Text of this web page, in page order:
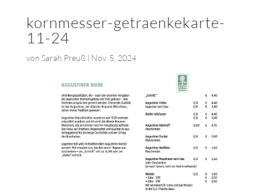
kornmesser-getraenkekarte-
11-24
von Sarah Preuß| Nov. 5, 2024